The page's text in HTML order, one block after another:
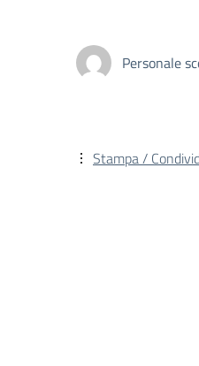
Personale
Stampa /